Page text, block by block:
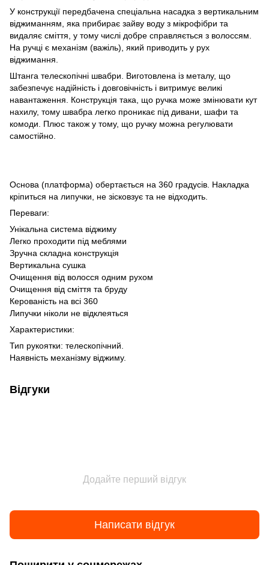
У конструкції передбачена спеціальна насадка з вертикальним
віджиманням, яка прибирає зайву воду з мікрофібри та
видаляє сміття, у тому числі добре справляється з волоссям.
На ручці є механізм (важіль), який приводить у рух
віджимання.
Штанга телескопічні швабри. Виготовлена із металу, що
забезпечує надійність і довговічність і витримує великі
навантаження. Конструкція така, що ручка може змінювати кут
нахилу, тому швабра легко проникає під дивани, шафи та
комоди. Плюс також у тому, що ручку можна регулювати
самостійно.
Основа (платформа) обертається на 360 градусів. Накладка
кріпиться на липучки, не зісковзує та не відходить.
Переваги:
Унікальна система віджиму
Легко проходити під меблями
Зручна складна конструкція
Вертикальна сушка
Очищення від волосся одним рухом
Очищення від сміття та бруду
Керованість на всі 360
Липучки ніколи не відклеяться
Характеристики:
Тип рукоятки: телескопічний.
Наявність механізму віджиму.
Відгуки
Додайте перший відгук
Написати відгук